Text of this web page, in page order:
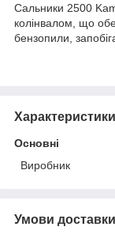
Сальники 2500
колінвалом, що
бензопили,
Характеристики
Основні
Виробник
Умови доставки